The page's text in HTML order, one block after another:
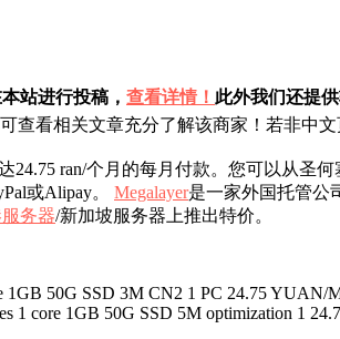
站进行投稿， 查看详情！ 此外我们还提
看相关文章充分了解该商家！若非中文
ran/个月的每月付款。您可以从圣
或Alipay。 Megalayer是一家外国托管公
务器/新加坡服务器上推出特价。
1GB 50G SSD 3M CN2 1 PC 24.75
core 1GB 50G SSD 5M optimization 1